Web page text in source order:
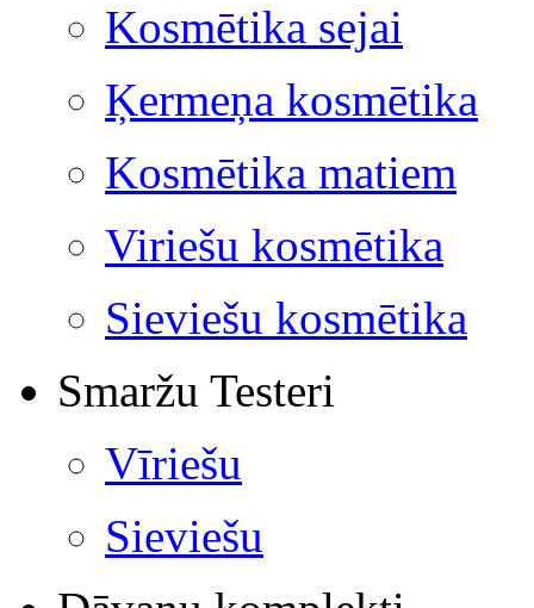
Kosmētika sejai
Ķermeņa kosmētika
Kosmētika matiem
Viriešu kosmētika
Sieviešu kosmētika
Smaržu Testeri
Vīriešu
Sieviešu